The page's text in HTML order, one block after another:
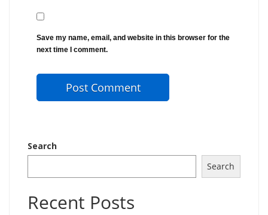
Save my name, email, and website in this browser for the
next time I comment.
Search
Search
Recent Posts